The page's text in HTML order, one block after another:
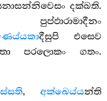
දක්ඛති.
දීසුපි එසෙව
පරලොකං ගතං.
, අක්ඛෙය්යන්ති